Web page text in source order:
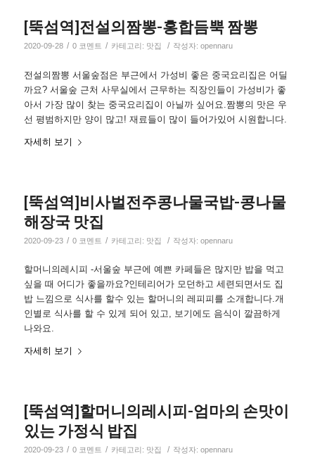
[뚝섬역]전설의짬뽕-홍합듬뿍 짬뽕
2020-09-28 / 0 코멘트 / 카테고리: 맛집 / 작성자: opennaru
전설의짬뽕 서울숲점은 부근에서 가성비 좋은 중국요리집은 어딜
까요? 서울숲 근처 사무실에서 근무하는 직장인들이 가성비가 좋
아서 가장 많이 찾는 중국요리집이 아닐까 싶어요.짬뽕의 맛은 우
선 평범하지만 양이 많고! 재료들이 많이 들어가있어 시원합니다.
자세히 보기
[뚝섬역]비사벌전주콩나물국밥-콩나물
해장국 맛집
2020-09-23 / 0 코멘트 / 카테고리: 맛집 / 작성자: opennaru
할머니의레시피 -서울숲 부근에 예쁜 카페들은 많지만 밥을 먹고
싶을 때 어디가 좋을까요?인테리어가 모던하고 세련되면서도 집
밥 느낌으로 식사를 할수 있는 할머니의 레피피를 소개합니다.개
인별로 식사를 할 수 있게 되어 있고, 보기에도 음식이 깔끔하게
나와요.
자세히 보기
[뚝섬역]할머니의레시피-엄마의 손맛이
있는 가정식 밥집
2020-09-23 / 0 코멘트 / 카테고리: 맛집 / 작성자: opennaru